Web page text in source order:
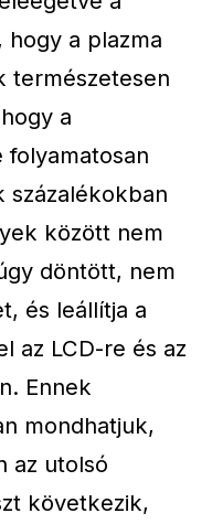
hogy a plazma
természetesen
a
folyamatosan
százalékokban
között nem
döntött, nem
és leállítja a
az LCD-re és az
Ennek
mondhatjuk,
az utolsó
következik,